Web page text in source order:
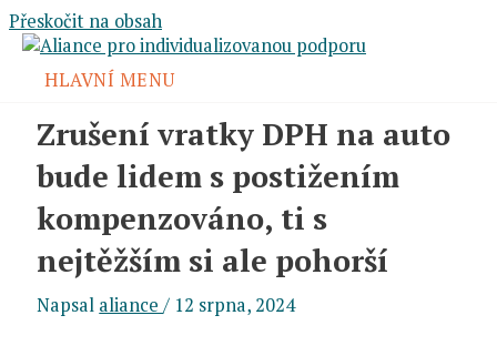
Přeskočit na obsah
HLAVNÍ MENU
Zrušení vratky DPH na auto
bude lidem s postižením
kompenzováno, ti s
nejtěžším si ale pohorší
Napsal aliance/ 12 srpna, 2024